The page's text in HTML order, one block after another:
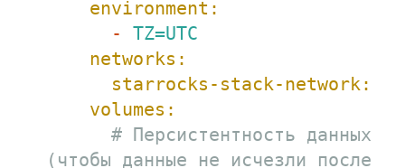
environment:
-
TZ=UTC
networks:
starrocks-stack-network:
volumes:
# Персистентность данных
(чтобы данные не исчезли после